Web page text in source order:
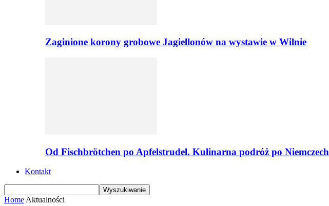
Zaginione korony grobowe Jagiellonów na wystawie w Wilnie
Od Fischbrötchen po Apfelstrudel. Kulinarna podróż po Niemczech
Kontakt
Home Aktualności